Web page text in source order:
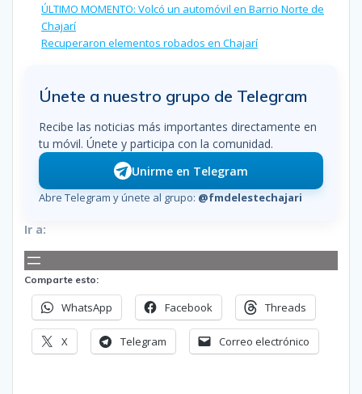
ÚLTIMO MOMENTO: Volcó un automóvil en Barrio Norte de
Chajarí
Recuperaron elementos robados en Chajarí
Únete a nuestro grupo de Telegram
Recibe las noticias más importantes directamente en
tu móvil. Únete y participa con la comunidad.
Unirme en Telegram
Abre Telegram y únete al grupo: @fmdelestechajari
Ir a:
Comparte esto:
WhatsApp Facebook Threads
X Telegram Correo electrónico